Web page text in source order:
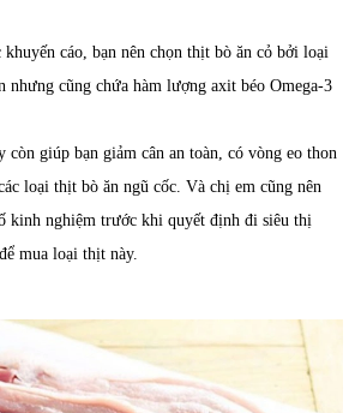
khuyến cáo, bạn nên chọn thịt bò ăn cỏ bởi loại
nhưng cũng chứa hàm lượng axit béo Omega-3
giúp bạn giảm cân an toàn, có vòng eo thon
loại thịt bò ăn ngũ cốc. Và chị em cũng nên
kinh nghiệm trước khi quyết định đi siêu thị
mua loại thịt này.